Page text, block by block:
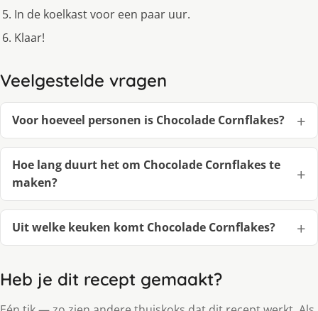
In de koelkast voor een paar uur.
Klaar!
Veelgestelde vragen
Voor hoeveel personen is Chocolade Cornflakes?
Hoe lang duurt het om Chocolade Cornflakes te
maken?
Uit welke keuken komt Chocolade Cornflakes?
Heb je dit recept gemaakt?